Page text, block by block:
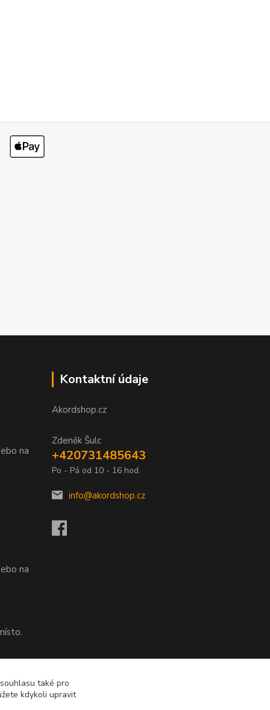
na
na
na
Kontaktní údaje
Akordshop.cz
Zdeněk Šulc
+420731485643
Po - Pá od 10 - 16 hod.
info@akordshop.cz
také pro
kdykoli upravit